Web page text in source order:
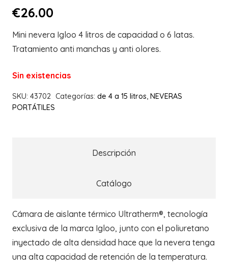
€26.00
Mini nevera Igloo 4 litros de capacidad o 6 latas.
Tratamiento anti manchas y anti olores.
Sin existencias
SKU: 43702 Categorías: de 4 a 15 litros NEVERAS
PORTÁTILES
Descripción
Catálogo
Cámara de aislante térmico Ultratherm®, tecnología
exclusiva de la marca Igloo, junto con el poliuretano
inyectado de alta densidad hace que la nevera tenga
una alta capacidad de retención de la temperatura.